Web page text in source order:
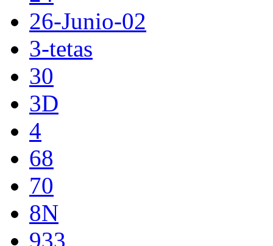
26-Junio-02
3-tetas
30
3D
4
68
70
8N
933